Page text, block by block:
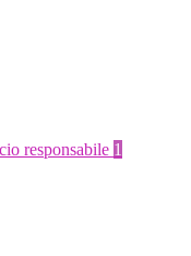
responsabile 1